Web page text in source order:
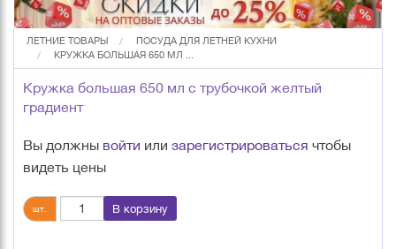
ЛЕТНИЕ ТОВАРЫ
ПОСУДА ДЛЯ ЛЕТНЕЙ КУХНИ
КРУЖКА БОЛЬШАЯ 650 МЛ ...
Кружка большая 650 мл с трубочкой желтый
градиент
Вы должны войти или зарегистрироваться чтобы
видеть цены
шт. В корзину